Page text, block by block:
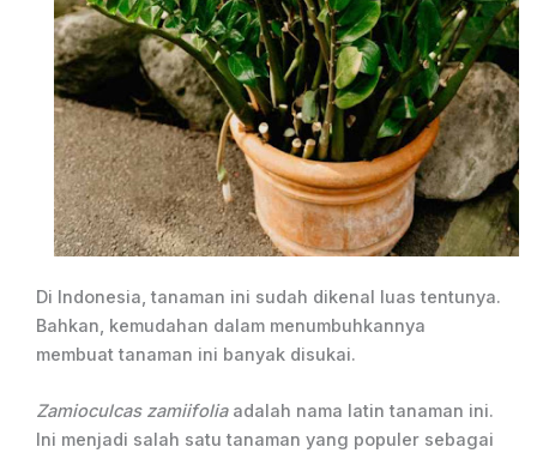
Di Indonesia, tanaman ini sudah dikenal luas tentunya.
Bahkan, kemudahan dalam menumbuhkannya
membuat tanaman ini banyak disukai.
Zamioculcas zamiifolia adalah nama latin tanaman ini.
Ini menjadi salah satu tanaman yang populer sebagai